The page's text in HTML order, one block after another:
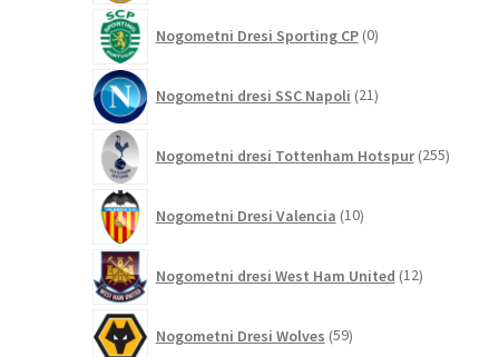
Nogometni Dresi Sporting CP 0izdelkov
Nogometni dresi SSC Napoli 21izdelkov
Nogometni dresi Tottenham Hotspur 255
Nogometni Dresi Valencia 10izdelkov
Nogometni dresi West Ham United 12izdelkov
Nogometni Dresi Wolves 59izdelkov